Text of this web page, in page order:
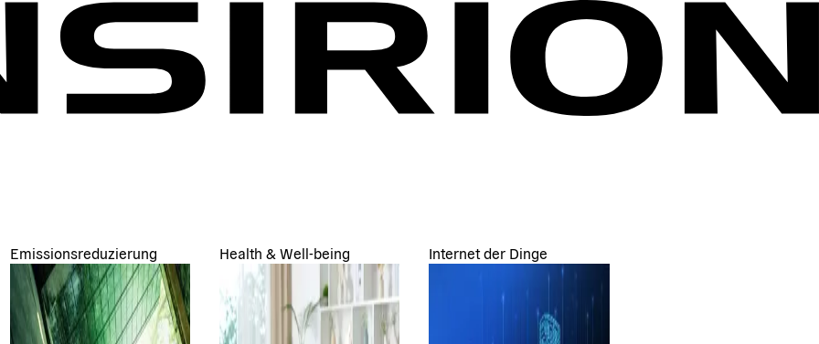
Emissionsreduzierung Health & Well-being Internet der Dinge